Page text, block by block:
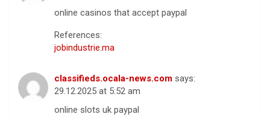
online casinos that accept paypal
References:
jobindustrie.ma
classifieds.ocala-news.com says:
29.12.2025 at 5:52 am
online slots uk paypal